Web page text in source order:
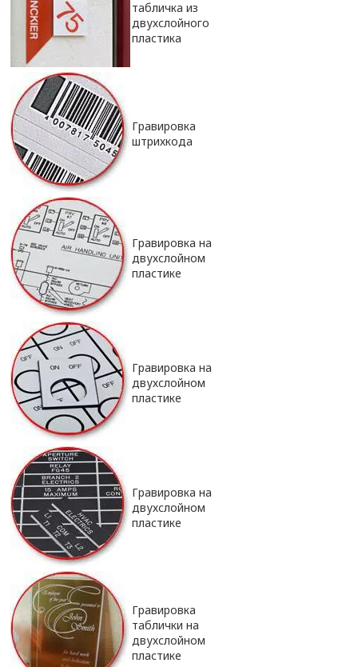
табличка из
двухслойного
пластика
Гравировка
штрихкода
Гравировка на
двухслойном
пластике
Гравировка на
двухслойном
пластике
Гравировка на
двухслойном
пластике
Гравировка
таблички на
двухслойном
пластике